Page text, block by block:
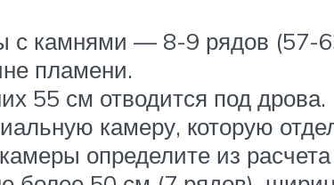
с камнями — 8-9 рядов
пламени.
55 см отводится под дрова.
камеру, которую
определите из